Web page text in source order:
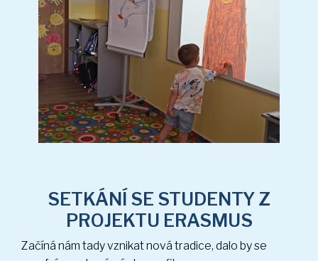
Začíná nám tady vznikat nová tradice, dalo by se
SETKÁNÍ SE STUDENTY Z
PROJEKTU ERASMUS(19 sn.)